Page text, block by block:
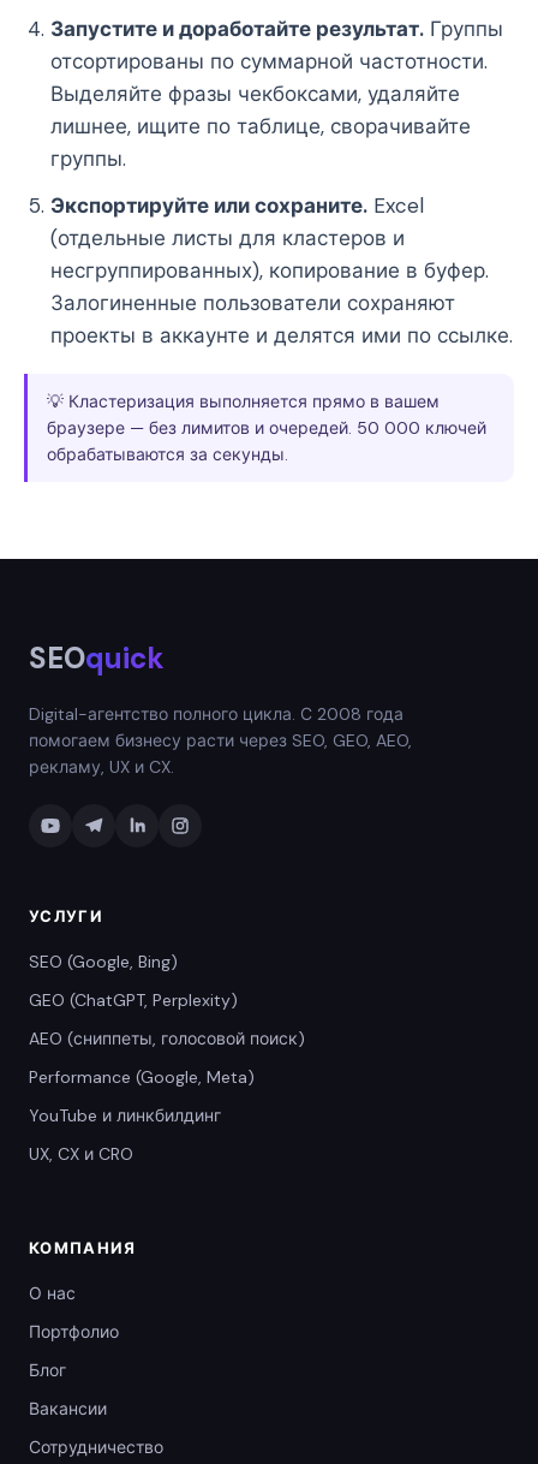
Запустите и доработайте результат. Группы
отсортированы по суммарной частотности.
Выделяйте фразы чекбоксами, удаляйте
лишнее, ищите по таблице, сворачивайте
группы.
Экспортируйте или сохраните. Excel
(отдельные листы для кластеров и
несгруппированных), копирование в буфер.
Залогиненные пользователи сохраняют
проекты в аккаунте и делятся ими по ссылке.
💡 Кластеризация выполняется прямо в вашем
браузере — без лимитов и очередей. 50 000 ключей
обрабатываются за секунды.
SEOquick
Digital-агентство полного цикла. С 2008 года
помогаем бизнесу расти через SEO, GEO, AEO,
рекламу, UX и CX.
УСЛУГИ
SEO (Google, Bing)
GEO (ChatGPT, Perplexity)
AEO (сниппеты, голосовой поиск)
Performance (Google, Meta)
YouTube и линкбилдинг
UX, CX и CRO
КОМПАНИЯ
О нас
Портфолио
Блог
Вакансии
Сотрудничество